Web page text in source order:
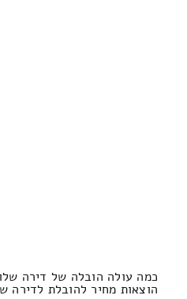
כמה עולה הובלה של דירה
הוצאות מחיר להובלת לדירה שלוש